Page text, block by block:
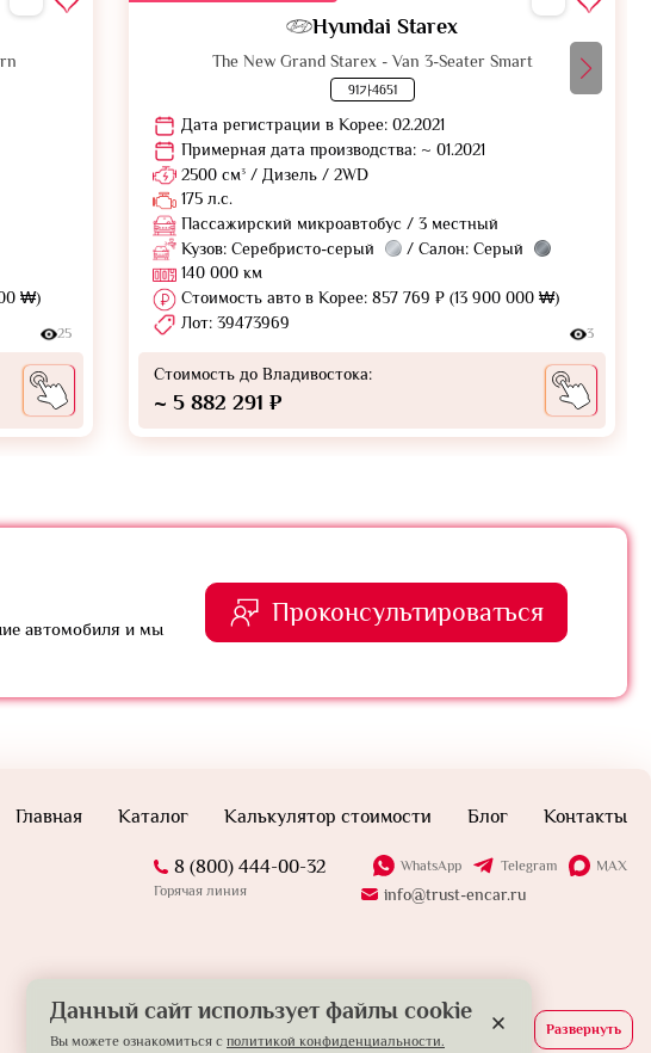
₩)
25
Hyundai Starex
The New Grand Starex - Van 3-Seater Smart
91가4651
Дата регистрации в Корее: 02.2021
Примерная дата производства: ~ 01.2021
2500 см³ / Дизель / 2WD
175 л.с.
Пассажирский микроавтобус / 3 местный
Кузов: Серебристо-серый
/ Салон: Серый
140 000 км
Стоимость авто в Корее: 857 769 ₽ (13 900 000 ₩)
Лот: 39473969
3
Стоимость до Владивостока:
~ 5 882 291 ₽
автомобиля и мы
Проконсультироваться
Главная Каталог Калькулятор стоимости Блог Контакты
8 (800) 444-00-32
Горячая линия
WhatsApp Telegram MAX
info@trust-encar.ru
Данный сайт использует файлы cookie
Вы можете ознакомиться с политикой конфиденциальности.
Развернуть